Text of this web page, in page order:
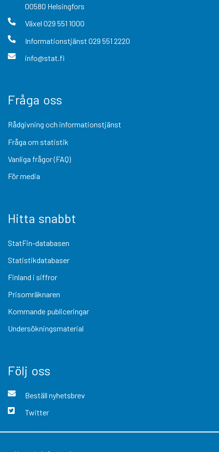
00580 Helsingfors
Växel 029 551 1000
Informationstjänst 029 551 2220
info@stat.fi
Fråga oss
Rådgivning och informationstjänst
Fråga om statistik
Vanliga frågor (FAQ)
För media
Hitta snabbt
StatFin-databasen
Statistikdatabaser
Finland i siffror
Prisomräknaren
Kommande publiceringar
Undersökningsmaterial
Följ oss
Beställ nyhetsbrev
Twitter